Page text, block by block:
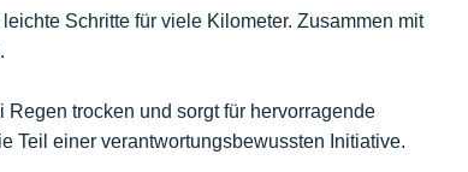
Schritte für viele Kilometer. Zusammen mit
trocken und sorgt für hervorragende
Teil einer verantwortungsbewussten Initiative.